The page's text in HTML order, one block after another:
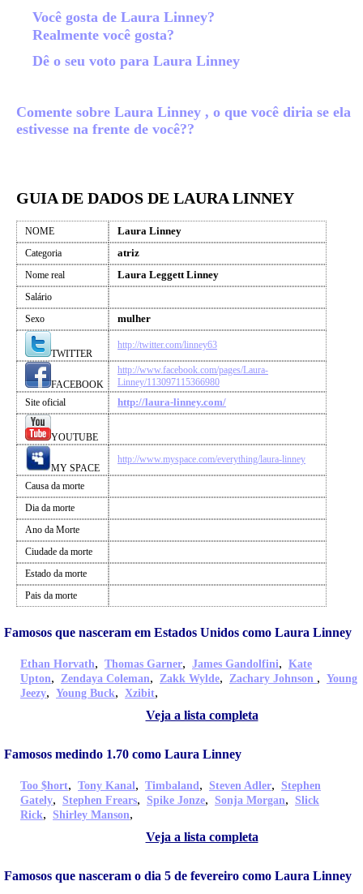
Você gosta de Laura Linney?
Realmente você gosta?
Dê o seu voto para Laura Linney
Comente sobre Laura Linney , o que você diria se ela
estivesse na frente de você??
GUIA DE DADOS DE LAURA LINNEY
NOME Laura Linney
Categoria atriz
Nome real Laura Leggett Linney
Salário
Sexo
mulher
TWITTER
http://twitter.com/linney63
FACEBOOK
http://www.facebook.com/pages/Laura-
Linney/113097115366980
Site oficial
http://laura-linney.com/
YOUTUBE
MY SPACE
http://www.myspace.com/everything/laura-linney
Causa da morte
Dia da morte
Ano da Morte
Ciudade da morte
Estado da morte
Pais da morte
Famosos que nasceram em Estados Unidos como Laura Linney
Ethan Horvath, Thomas Garner, James Gandolfini, Kate
Upton, Zendaya Coleman, Zakk Wylde, Zachary Johnson , Young
Jeezy, Young Buck, Xzibit,
Veja a lista completa
Famosos medindo 1.70 como Laura Linney
Too $hort, Tony Kanal, Timbaland, Steven Adler, Stephen
Gately, Stephen Frears, Spike Jonze, Sonja Morgan, Slick
Rick, Shirley Manson,
Veja a lista completa
Famosos que nasceram o dia 5 de fevereiro como Laura Linney